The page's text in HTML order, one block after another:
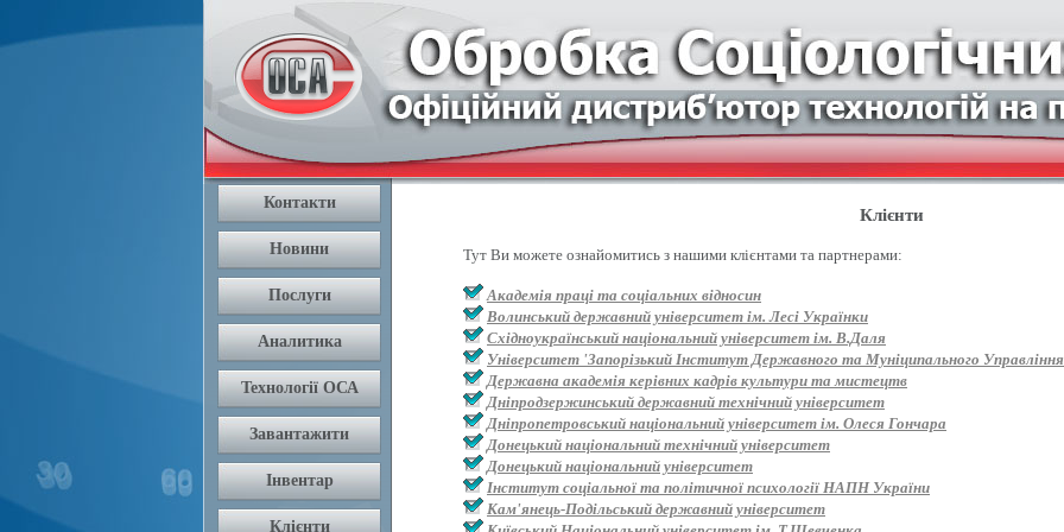
Клієнти
Тут Ви можете ознайомитись з нашими клієнтами та партнерами:
Академія праці та соціальних відносин
Волинський державний університет ім. Лесі Українки
Східноукраїнський національний університет ім. В.Даля
Університет 'Запорізький Інститут Державного та Муніципального
Державна академія керівних кадрів культури та мистецтв
Дніпродзержинський державний технічний університет
Дніпропетровський національний університет ім. Олеся Гончара
Донецький національний технічний університет
Донецький національний університет
Інститут соціальної та політичної психології НАПН України
Кам'янець-Подільський державний університет